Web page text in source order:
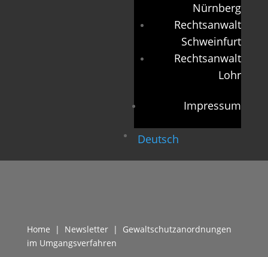
Nürnberg
Rechtsanwalt
Schweinfurt
Rechtsanwalt
Lohr
Impressum
Deutsch
Home | Newsletter| Gewaltschutzanordnungen
im Umgangsverfahren